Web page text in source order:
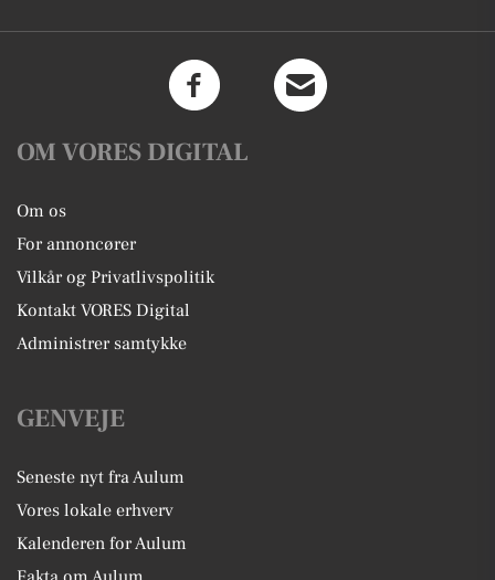
OM VORES DIGITAL
Om os
For annoncører
Vilkår og Privatlivspolitik
Kontakt VORES Digital
Administrer samtykke
GENVEJE
Seneste nyt fra Aulum
Vores lokale erhverv
Kalenderen for Aulum